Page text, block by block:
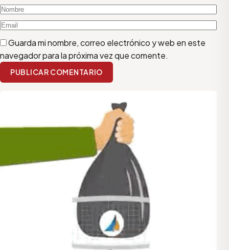
Guarda mi nombre, correo electrónico y web en este
navegador para la próxima vez que comente.
PUBLICAR COMENTARIO